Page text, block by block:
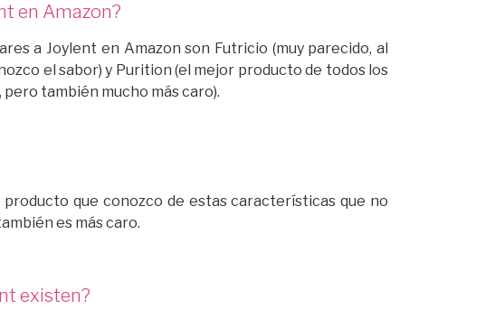
en Amazon?
a Joylent en Amazon son Futricio (muy parecido, al
el sabor) y Purition (el mejor producto de todos los
también mucho más caro).
producto que conozco de estas características que no
es más caro.
existen?